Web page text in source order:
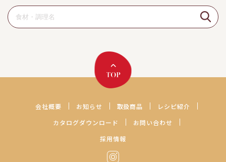
会社概要 お知らせ 取扱商品
レシピ紹介
カタログダウンロード
お問い合わせ
採用情報